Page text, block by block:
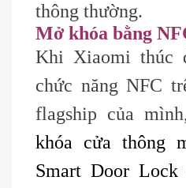
thông thường.
Mở khóa bằng
Khi Xiaomi thúc
chức năng NFC
flagship của
khóa cửa thông
Smart Door Lock